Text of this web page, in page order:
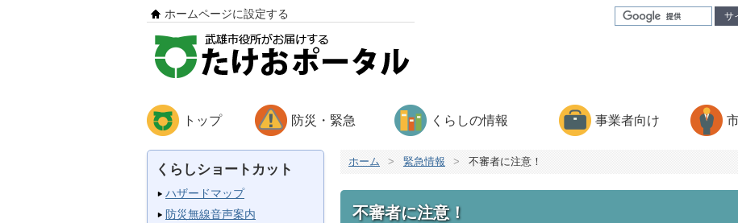
サ
ホームページに設定する
トップ 防災・緊急 くらしの情報 事業者向け
くらしショートカット
ハザードマップ
防災無線音声案内
ホーム > 緊急情報 > 不審者に注意！
不審者に注意！